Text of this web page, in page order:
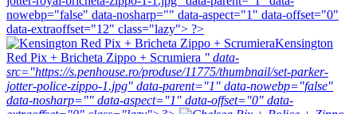
nowebp="false" data-nosharp="" data-aspect="1" data-offset="0"
data-extraoffset="12" class="lazy"> ?>
Kensington
Red Pix + Bricheta Zippo + Scrumiera " data-
src="https://s.penhouse.ro/produse/11775/thumbnail/set-parker-
jotter-police-zippo-1.jpg" data-parent="1" data-nowebp="false"
data-nosharp="" data-aspect="1" data-offset="0" data-